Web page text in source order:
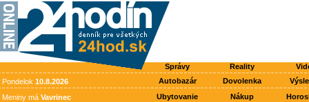
Správy Reality
Pondelok 10.8.2026 Autobazár Dovolenka
Meniny má Vavrinec Ubytovanie Nákup